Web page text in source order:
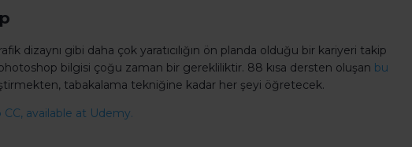
dizaynı gibi daha çok yaratıcılığın ön planda olduğu bir kariyeri takip
bilgisi çoğu zaman bir gerekliliktir. 88 kısa dersten oluşan bu
tabakalama tekniğine kadar her şeyi öğretecek.
available at Udemy.